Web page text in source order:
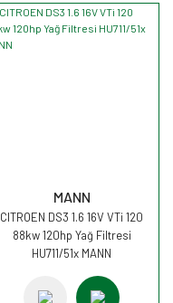
MANN
CITROEN DS3 1.6 16V VTi 120
88kw 120hp Yağ Filtresi
HU711/51x MANN